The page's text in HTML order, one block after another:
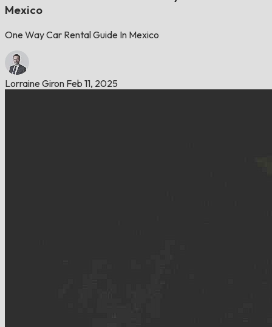
Mexico
One Way Car Rental Guide In Mexico
Lorraine Giron Feb 11, 2025